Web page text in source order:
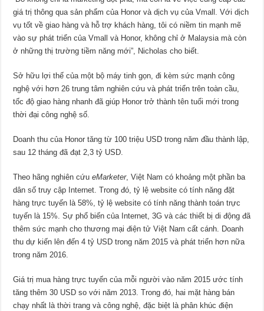
giá trị thông qua sản phẩm của Honor và dịch vụ của Vmall. Với dịch
vụ tốt về giao hàng và hỗ trợ khách hàng, tôi có niềm tin mạnh mẽ
vào sự phát triển của Vmall và Honor, không chỉ ở Malaysia mà còn
ở những thị trường tiềm năng mới”, Nicholas cho biết.
Sở hữu lợi thế của một bộ máy tinh gọn, đi kèm sức mạnh công
nghệ với hơn 26 trung tâm nghiên cứu và phát triển trên toàn cầu,
tốc độ giao hàng nhanh đã giúp Honor trở thành tên tuổi mới trong
thời đại công nghệ số.
Doanh thu của Honor tăng từ 100 triệu USD trong năm đầu thành lập,
sau 12 tháng đã đạt 2,3 tỷ USD.
Theo hãng nghiên cứueMarketer, Việt Nam có khoảng một phần ba
dân số truy cập Internet. Trong đó, tỷ lệ website có tính năng đặt
hàng trực tuyến là 58%, tỷ lệ website có tính năng thành toán trực
tuyến là 15%.Sự phổ biến của Internet, 3G và các thiết bị di động đã
thêm sức mạnh cho thương mại điện tử Việt Nam cất cánh. Doanh
thu dự kiến lên đến 4 tỷ USD trong năm 2015 và phát triển hơn nữa
trong năm 2016.
Giá trị mua hàng trực tuyến của mỗi người vào năm 2015 ước tính
tăng thêm 30 USD so với năm 2013. Trong đó, hai mặt hàng bán
chạy nhất là thời trang và công nghệ, đặc biệt là phân khúc điện